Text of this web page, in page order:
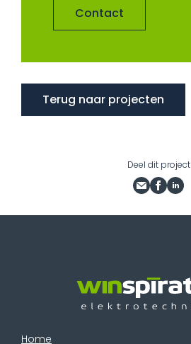
Contact
Terug naar projecten
Deel dit project
Home